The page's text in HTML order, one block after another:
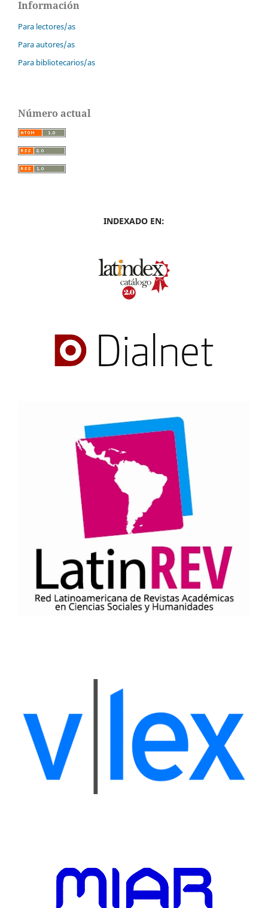
Información
Para lectores/as
Para autores/as
Para bibliotecarios/as
Número actual
INDEXADO EN: